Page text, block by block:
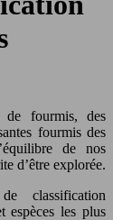
de fourmis, des
fourmis des
de nos
d’être explorée.
classification
espèces les plus